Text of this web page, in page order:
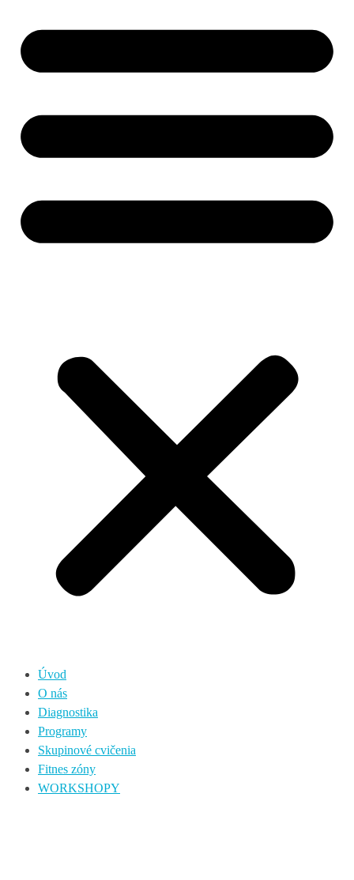
Úvod
O nás
Diagnostika
Programy
Skupinové cvičenia
Fitnes zóny
WORKSHOPY